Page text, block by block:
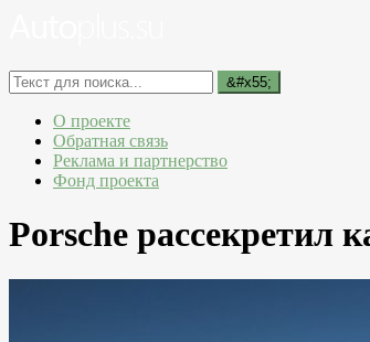
О проекте
Обратная связь
Реклама и партнерство
Фонд проекта
Porsche рассекретил